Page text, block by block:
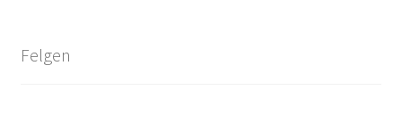
Felgen